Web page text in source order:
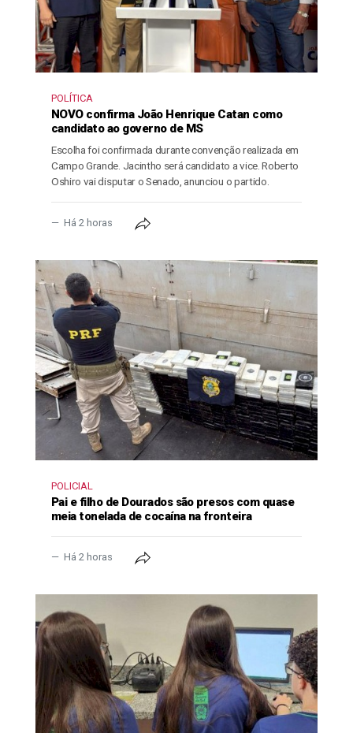
POLÍTICA
NOVO confirma João Henrique Catan como
candidato ao governo de MS
Escolha foi confirmada durante convenção realizada em
Campo Grande. Jacintho será candidato a vice. Roberto
Oshiro vai disputar o Senado, anunciou o partido.
Há 2 horas
POLICIAL
Pai e filho de Dourados são presos com quase
meia tonelada de cocaína na fronteira
Há 2 horas